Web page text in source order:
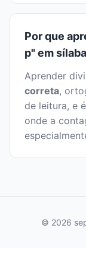
Por que
p" em
Aprender
correta,
de leitura, e
onde a
© 2026